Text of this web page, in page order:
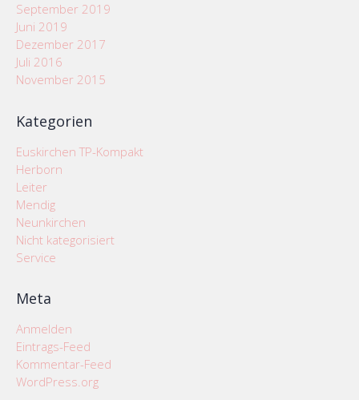
September 2019
Juni 2019
Dezember 2017
Juli 2016
November 2015
Kategorien
Euskirchen TP-Kompakt
Herborn
Leiter
Mendig
Neunkirchen
Nicht kategorisiert
Service
Meta
Anmelden
Eintrags-Feed
Kommentar-Feed
WordPress.org